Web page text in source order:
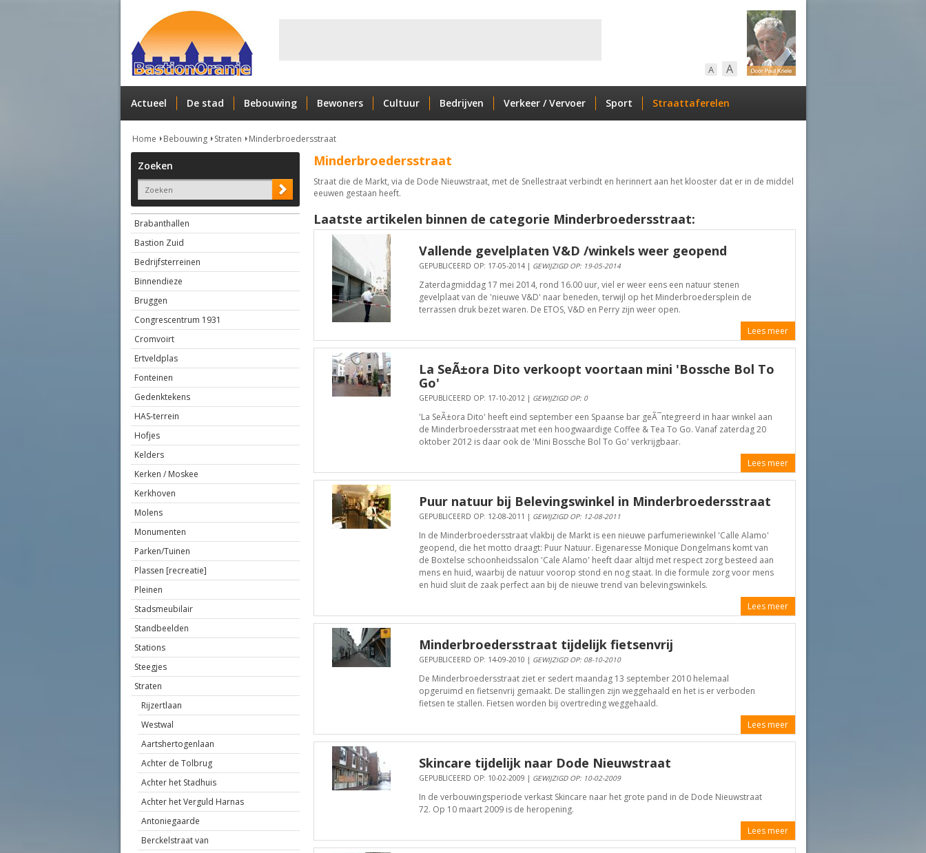
A A
Actueel De stad Bebouwing Bewoners Cultuur Bedrijven Verkeer / Vervoer Sport Straattaferelen
Home Bebouwing Straten Minderbroedersstraat
Zoeken
Brabanthallen
Bastion Zuid
Bedrijfsterreinen
Binnendieze
Bruggen
Congrescentrum 1931
Cromvoirt
Ertveldplas
Fonteinen
Gedenktekens
HAS-terrein
Hofjes
Kelders
Kerken / Moskee
Kerkhoven
Molens
Monumenten
Parken/Tuinen
Plassen [recreatie]
Pleinen
Stadsmeubilair
Standbeelden
Stations
Steegjes
Straten
Rijzertlaan
Westwal
Aartshertogenlaan
Achter de Tolbrug
Achter het Stadhuis
Achter het Verguld Harnas
Antoniegaarde
Berckelstraat van
Minderbroedersstraat
Straat die de Markt, via de Dode Nieuwstraat, met de Snellestraat verbindt en herinnert aan het klooster dat er in de middel
eeuwen gestaan heeft.
Laatste artikelen binnen de categorie Minderbroedersstraat:
Vallende gevelplaten V&D /winkels weer geopend
GEPUBLICEERD OP: 17-05-2014 | GEWIJZIGD OP: 19-05-2014
Zaterdagmiddag 17 mei 2014, rond 16.00 uur, viel er weer eens een natuur stenen
gevelplaat van de 'nieuwe V&D' naar beneden, terwijl op het Minderbroedersplein de
terrassen druk bezet waren. De ETOS, V&D en Perry zijn weer open.
Lees meer
La SeÃ±ora Dito verkoopt voortaan mini 'Bossche Bol To
Go'
GEPUBLICEERD OP: 17-10-2012 | GEWIJZIGD OP: 0
'La SeÃ±ora Dito' heeft eind september een Spaanse bar geÃ¯ntegreerd in haar winkel aan
de Minderbroedersstraat met een hoogwaardige Coffee & Tea To Go. Vanaf zaterdag 20
oktober 2012 is daar ook de 'Mini Bossche Bol To Go' verkrijgbaar.
Lees meer
Puur natuur bij Belevingswinkel in Minderbroedersstraat
GEPUBLICEERD OP: 12-08-2011 | GEWIJZIGD OP: 12-08-2011
In de Minderbroedersstraat vlakbij de Markt is een nieuwe parfumeriewinkel 'Calle Alamo'
geopend, die het motto draagt: Puur Natuur. Eigenaresse Monique Dongelmans komt van
de Boxtelse schoonheidssalon 'Cale Alamo' heeft daar altijd met respect zorg besteed aan
mens en huid, waarbij de natuur voorop stond en nog staat. In die formule zorg voor mens
en huid sluit de zaak perfect aan bij de nieuwe trend van belevingswinkels.
Lees meer
Minderbroedersstraat tijdelijk fietsenvrij
GEPUBLICEERD OP: 14-09-2010 | GEWIJZIGD OP: 08-10-2010
De Minderbroedersstraat ziet er sedert maandag 13 september 2010 helemaal
opgeruimd en fietsenvrij gemaakt. De stallingen zijn weggehaald en het is er verboden
fietsen te stallen. Fietsen worden bij overtreding weggehaald.
Lees meer
Skincare tijdelijk naar Dode Nieuwstraat
GEPUBLICEERD OP: 10-02-2009 | GEWIJZIGD OP: 10-02-2009
In de verbouwingsperiode verkast Skincare naar het grote pand in de Dode Nieuwstraat
72. Op 10 maart 2009 is de heropening.
Lees meer